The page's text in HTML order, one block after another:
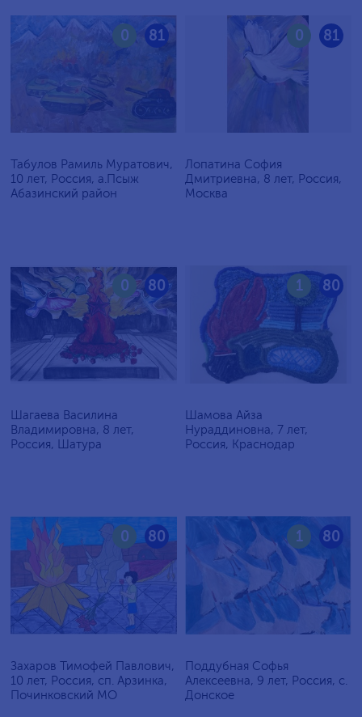
81
0
Табулов Рамиль Муратович,
10 лет, Россия, а.Псыж
Абазинский район
81
0
Лопатина София
Дмитриевна, 8 лет, Россия,
Москва
80
0
Шагаева Василина
Владимировна, 8 лет,
Россия, Шатура
80
1
Шамова Айза
Нураддиновна, 7 лет,
Россия, Краснодар
80
0
Захаров Тимофей Павлович,
10 лет, Россия, сп. Арзинка,
Починковский МО
80
1
Поддубная Софья
Алексеевна, 9 лет, Россия, c.
Донское